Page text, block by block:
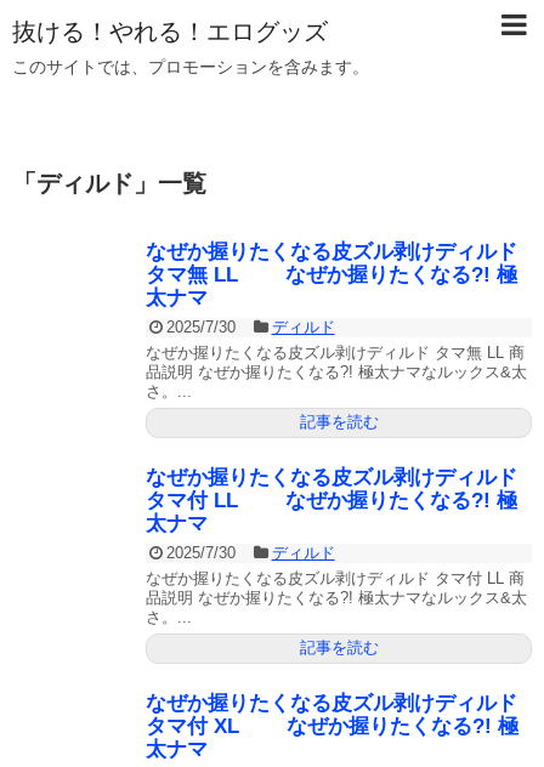
抜ける！やれる！エログッズ
このサイトでは、プロモーションを含みます。
「 ディルド 」 一覧
なぜか握りたくなる皮ズル剥けディルド
タマ無 LL なぜか握りたくなる?! 極
太ナマ
2025/7/30
ディルド
なぜか握りたくなる皮ズル剥けディルド タマ無 LL 商
品説明 なぜか握りたくなる?! 極太ナマなルックス&太
さ。...
記事を読む
なぜか握りたくなる皮ズル剥けディルド
タマ付 LL なぜか握りたくなる?! 極
太ナマ
2025/7/30
ディルド
なぜか握りたくなる皮ズル剥けディルド タマ付 LL 商
品説明 なぜか握りたくなる?! 極太ナマなルックス&太
さ。...
記事を読む
なぜか握りたくなる皮ズル剥けディルド
タマ付 XL なぜか握りたくなる?! 極
太ナマ